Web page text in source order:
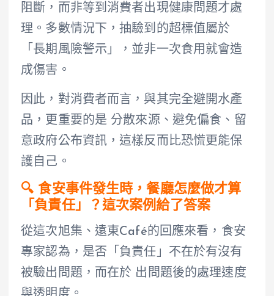
阻斷，而非等到消費者出現健康問題才處
理。多數情況下，抽驗到的超標值屬於
「長期風險警示」，並非一次食用就會造
成傷害。
因此，對消費者而言，與其完全避開水產
品，更重要的是 分散來源、避免偏食、留
意政府公布資訊，這樣反而比恐慌更能保
護自己。
🔍 食安事件發生時，餐廳怎麼做才算
「負責任」？這次案例給了答案
從這次旭集、遠東Café的回應來看，食安
專家認為，是否「負責任」不在於有沒有
被驗出問題，而在於 出問題後的處理速度